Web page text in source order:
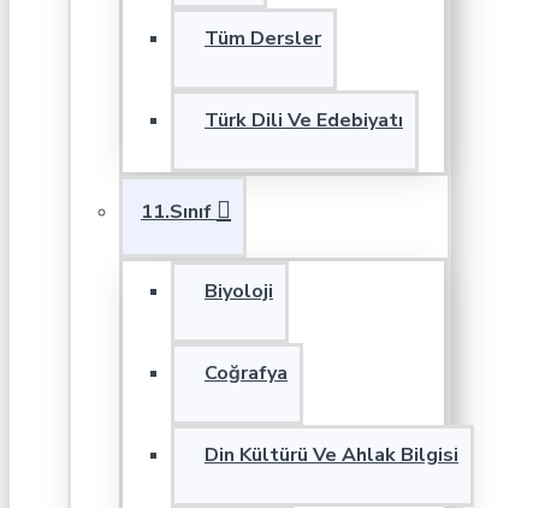
Tüm Dersler
Türk Dili Ve Edebiyatı
11.Sınıf
Biyoloji
Coğrafya
Din Kültürü Ve Ahlak Bilgisi